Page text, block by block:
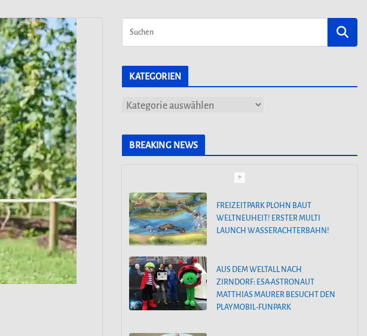
KATEGORIEN
K
BREAKING NEWS
FREIZEITPARK PLOHN BAUT
WELTNEUHEIT! ERSTER MULTI
LAUNCH WASSERACHTERBAHN!
AUS DEM WELTALL NACH
ZIRNDORF: ESA-ASTRONAUT
MATTHIAS MAURER BESUCHT DEN
PLAYMOBIL-FUNPARK